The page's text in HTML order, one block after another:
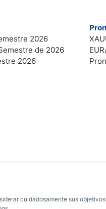
2026
de 2026
2026
cuidadosamente sus